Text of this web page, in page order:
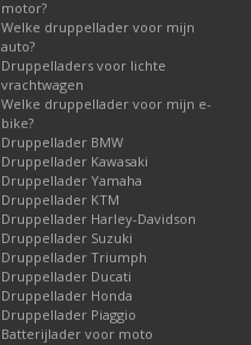
motor?
Welke druppellader voor mijn
auto?
Druppelladers voor lichte
vrachtwagen
Welke druppellader voor mijn e-
bike?
Druppellader BMW
Druppellader Kawasaki
Druppellader Yamaha
Druppellader KTM
Druppellader Harley-Davidson
Druppellader Suzuki
Druppellader Triumph
Druppellader Ducati
Druppellader Honda
Druppellader Piaggio
Batterijlader voor moto